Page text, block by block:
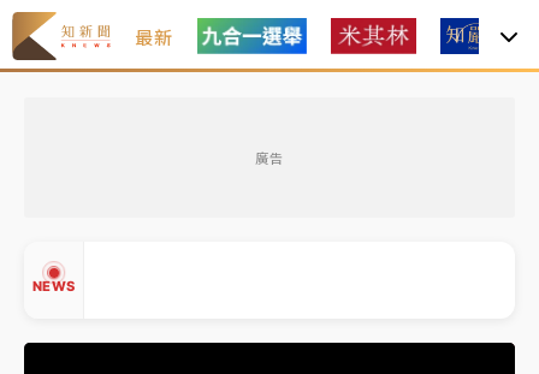
最新
廣告
NEWS
中信慈善基金會想增加董事人數！辜仲諒向法院聲請遭
駁 理由曝光
故宮《龍藏經》特展第2檔！今線上預約開賣一度塞車